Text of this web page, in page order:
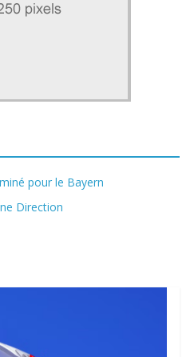
pour le Bayern
Direction